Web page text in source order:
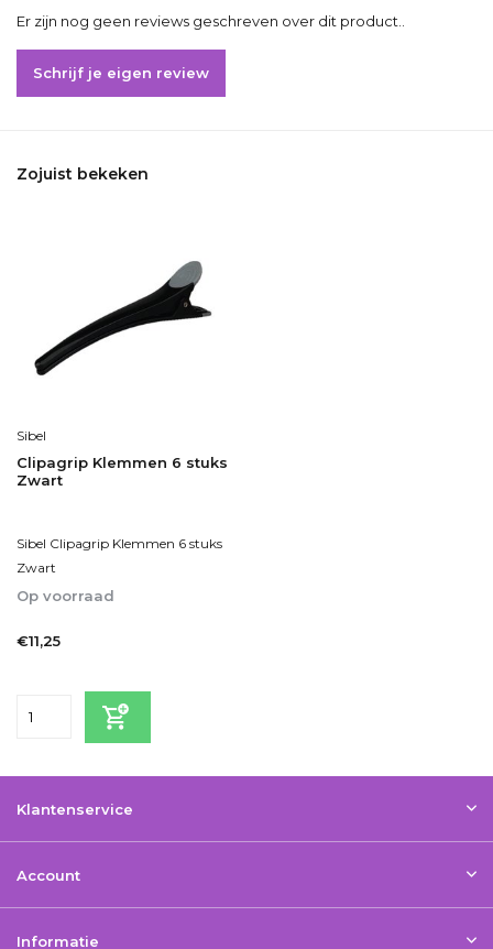
Er zijn nog geen reviews geschreven over dit product..
Schrijf je eigen review
Zojuist bekeken
Sibel
Clipagrip Klemmen 6 stuks
Zwart
Sibel Clipagrip Klemmen 6 stuks
Zwart
Op voorraad
€11,25
Klantenservice
Account
Informatie